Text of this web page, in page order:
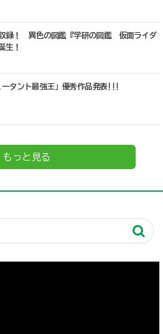
録！ 異色の図鑑『学研の図鑑 仮面ライダ
生！
ータント最強王」優秀作品発表!!!
もっと見る